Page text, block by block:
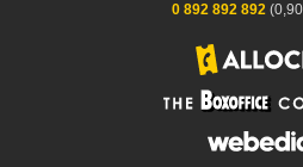
0 892 892 892